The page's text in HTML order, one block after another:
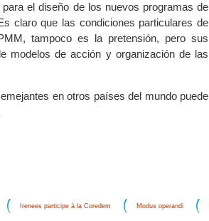
el diseño de los nuevos programas de
claro que las condiciones particulares de
tampoco es la pretensión, pero sus
modelos de acción y organización de las
en otros países del mundo puede
Irenees participe à la Coredem Modus operandi